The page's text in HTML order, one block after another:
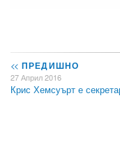
<< ПРЕДИШНО
27 Април 2016
Крис Хемсуърт е